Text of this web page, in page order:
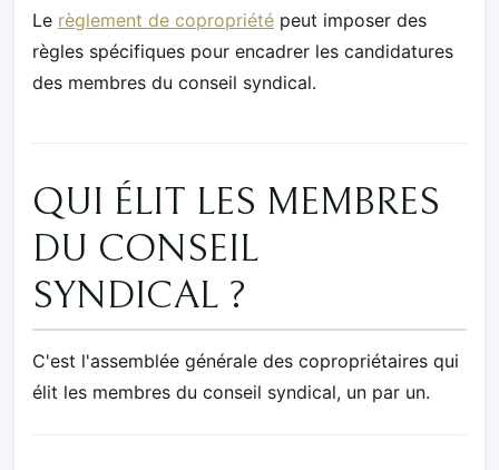
Le règlement de copropriété peut imposer des
règles spécifiques pour encadrer les candidatures
des membres du conseil syndical.
QUI ÉLIT LES MEMBRES
DU CONSEIL
SYNDICAL ?
C'est l'assemblée générale des copropriétaires qui
élit les membres du conseil syndical, un par un.